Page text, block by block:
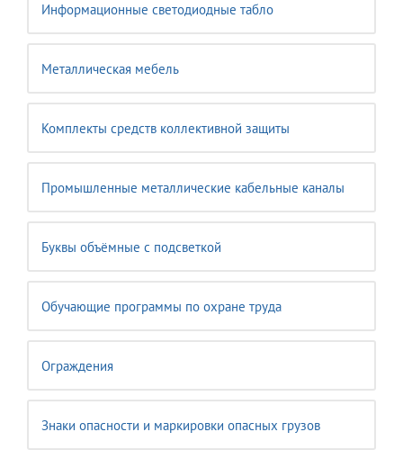
Информационные светодиодные табло
Металлическая мебель
Комплекты средств коллективной защиты
Промышленные металлические кабельные каналы
Буквы объёмные с подсветкой
Обучающие программы по охране труда
Ограждения
Знаки опасности и маркировки опасных грузов